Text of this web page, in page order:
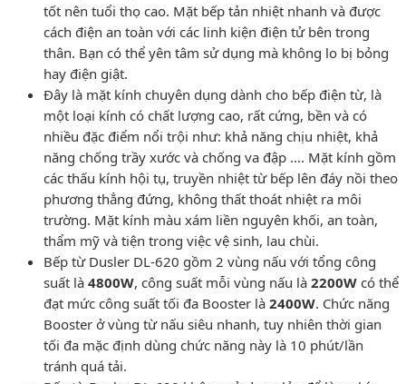
tốt nên tuổi thọ cao. Mặt bếp tản nhiệt nhanh và được
cách điện an toàn với các linh kiện điện tử bên trong
thân. Bạn có thể yên tâm sử dụng mà không lo bị bỏng
hay điện giật.
Đây là mặt kính chuyên dụng dành cho bếp điện từ, là
một loại kính có chất lượng cao, rất cứng, bền và có
nhiều đặc điểm nổi trội như: khả năng chịu nhiệt, khả
năng chống trầy xước và chống va đập …. Mặt kính gồm
các thấu kính hội tụ, truyền nhiệt từ bếp lên đáy nồi theo
phương thẳng đứng, không thất thoát nhiệt ra môi
trường. Mặt kính màu xám liền nguyên khối, an toàn,
thẩm mỹ và tiện trong việc vệ sinh, lau chùi.
Bếp từ Dusler DL-620 gồm 2 vùng nấu với tổng công
suất là 4800W, công suất mỗi vùng nấu là 2200W có thể
đạt mức công suất tối đa Booster là 2400W. Chức năng
Booster ở vùng từ nấu siêu nhanh, tuy nhiên thời gian
tối đa mặc định dùng chức năng này là 10 phút/lần
tránh quá tải.